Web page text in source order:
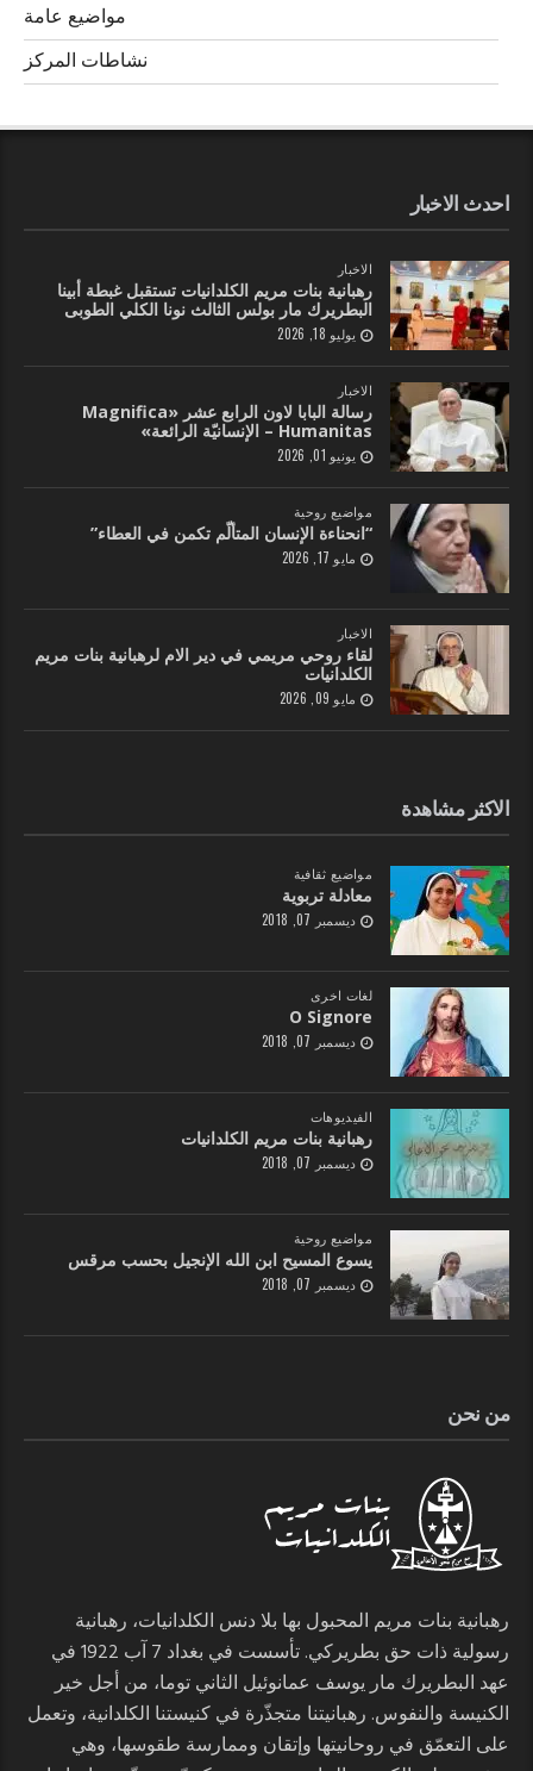
مواضيع عامة
نشاطات المركز
احدث الاخبار
الاخبار
رهبانية بنات مريم الكلدانيات تستقبل غبطة أبينا
البطريرك مار بولس الثالث نونا الكلي الطوبى
يوليو 18, 2026
الاخبار
رسالة البابا لاون الرابع عشر «Magnifica
Humanitas – الإنسانيّة الرائعة»
يونيو 01, 2026
مواضيع روحية
“انحناءة الإنسان المتألّم تكمن في العطاء”
مايو 17, 2026
الاخبار
لقاء روحي مريمي في دير الام لرهبانية بنات مريم
الكلدانيات
مايو 09, 2026
الاكثر مشاهدة
مواضيع ثقافية
معادلة تربوية
ديسمبر 07, 2018
لغات اخرى
O Signore
ديسمبر 07, 2018
الفيديوهات
رهبانية بنات مريم الكلدانيات
ديسمبر 07, 2018
مواضيع روحية
يسوع المسيح ابن الله الإنجيل بحسب مرقس
ديسمبر 07, 2018
من نحن
رهبانية بنات مريم المحبول بها بلا دنس الكلدانيات، رهبانية
رسولية ذات حق بطريركي. تأسست في بغداد 7 آب 1922 في
عهد البطريرك مار يوسف عمانوئيل الثاني توما، من أجل خير
الكنيسة والنفوس. رهبانيتنا متجذّرة في كنيستنا الكلدانية، وتعمل
على التعمّق في روحانيتها وإتقان وممارسة طقوسها، وهي